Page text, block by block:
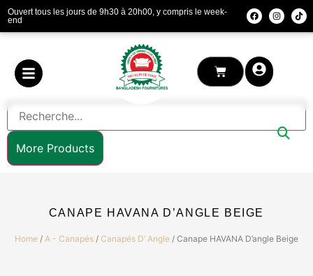
Ouvert tous les jours de 9h30 à 20h00, y compris le week-
end
More Products
CANAPE HAVANA D’ANGLE BEIGE
Home / A - Canapés / Canapés D’ Angle / Canape HAVANA D’angle Beige